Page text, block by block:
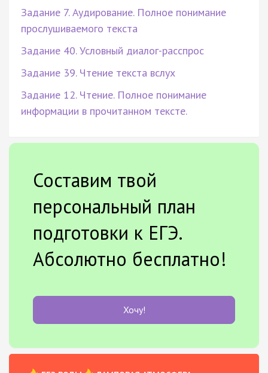
Задание 7. Аудирование. Полное понимание
прослушиваемого текста
Задание 40. Условный диалог-расспрос
Задание 39. Чтение текста вслух
Задание 12. Чтение. Полное понимание
информации в прочитанном тексте.
Составим твой
персональный план
подготовки к ЕГЭ.
Абсолютно бесплатно!
Хочу!